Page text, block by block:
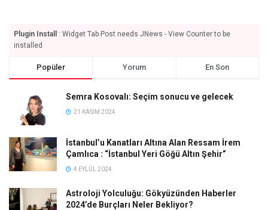
Plugin Install
: Widget Tab Post needs JNews - View Counter to be
installed
Popüler Yorum En Son
Semra Kosovalı: Seçim sonucu ve gelecek
21 KASIM 2024
İstanbul’u Kanatları Altına Alan Ressam İrem
Çamlıca : “İstanbul Yeri Göğü Altın Şehir”
4 EYLÜL 2024
Astroloji Yolculuğu: Gökyüzünden Haberler
2024’de Burçları Neler Bekliyor?